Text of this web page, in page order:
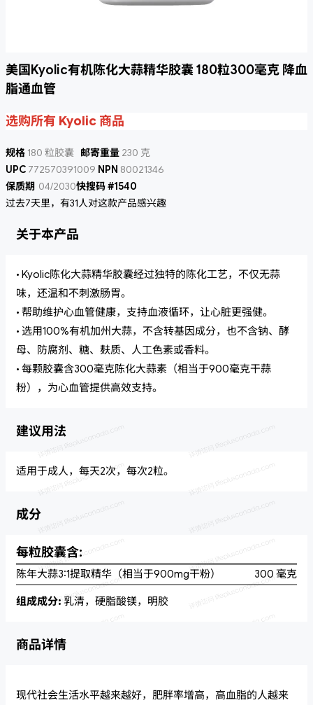
美国Kyolic有机陈化大蒜精华胶囊 180粒300毫克 降血
脂通血管
选购所有 Kyolic 商品
规格 180 粒胶囊 邮寄重量 230 克
UPC 772570391009 NPN 80021346
保质期 04/2030快搜码 #1540
过去7天里，有31人对这款产品感兴趣
关于本产品
• Kyolic陈化大蒜精华胶囊经过独特的陈化工艺，不仅无蒜
味，还温和不刺激肠胃。
• 帮助维护心血管健康，支持血液循环，让心脏更强健。
• 选用100%有机加州大蒜，不含转基因成分，也不含钠、酵
母、防腐剂、糖、麸质、人工色素或香料。
• 每颗胶囊含300毫克陈化大蒜素（相当于900毫克干蒜
粉），为心血管提供高效支持。
建议用法
适用于成人，每天2次，每次2粒。
成分
每粒胶囊含:
陈年大蒜3:1提取精华（相当于900mg干粉） 300 毫克
组成成分: 乳清，硬脂酸镁，明胶
商品详情
现代社会生活水平越来越好，肥胖率增高，高血脂的人越来